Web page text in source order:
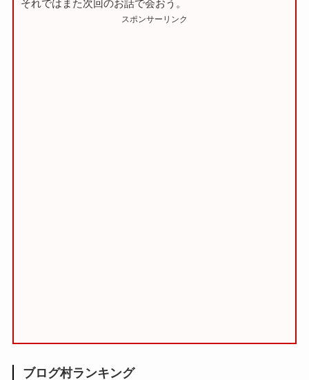
それではまた次回のお話で会おう。
スポンサーリンク
ブログ村ランキング